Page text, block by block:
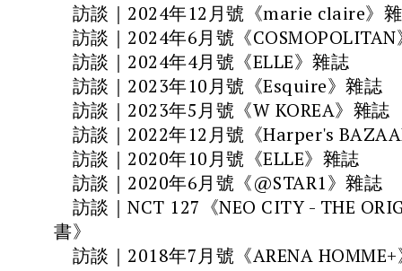
訪談｜2024年12月號《marie claire》
訪談｜2024年6月號《
訪談｜2024年4月號《ELLE》雜誌
訪談｜2023年10月號《Esquire》雜誌
訪談｜2023年5月號《W KOREA》雜誌
訪談｜2022年12月號《Harper's
訪談｜2020年10月號《ELLE》雜誌
訪談｜2020年6月號《@STAR1》雜誌
訪談｜NCT 127《NEO CITY - THE
書》
訪談｜2018年7月號《ARENA